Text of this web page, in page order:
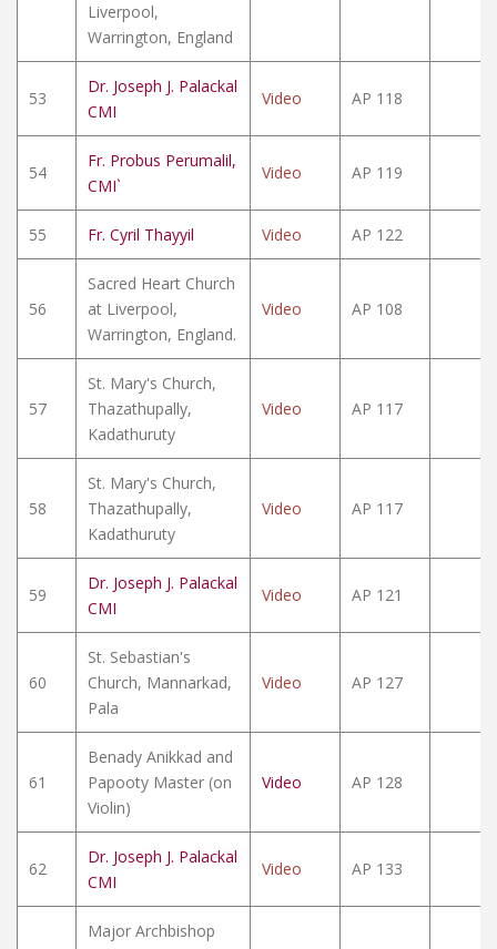
Liverpool,
Warrington, England
53
Dr. Joseph J. Palackal
CMI
Video AP 118
54
Fr. Probus Perumalil,
CMI`
Video AP 119
55 Fr. Cyril Thayyil Video AP 122
56
Sacred Heart Church
at Liverpool,
Warrington, England.
Video AP 108
57
St. Mary's Church,
Thazathupally,
Kadathuruty
Video AP 117
58
St. Mary's Church,
Thazathupally,
Kadathuruty
Video AP 117
59
Dr. Joseph J. Palackal
CMI
Video AP 121
60
St. Sebastian's
Church, Mannarkad,
Pala
Video AP 127
61
Benady Anikkad and
Papooty Master (on
Violin)
Video AP 128
62
Dr. Joseph J. Palackal
CMI
Video AP 133
Major Archbishop